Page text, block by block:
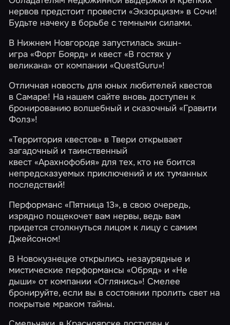
нервов предстоит провести«Экзорцизм» в Сочи!
Будьте начеку в борьбе с темными силами.
В Нижнем Новгороде запустилась экшн-
игра«Форт Боярд» и квест «В гостях у
великана» от компании «QuestGuru»!
Отличная новость для юных любителей квестов
в Самаре! На нашем сайте вновь доступен к
бронированию волшебный и сказочный«Гравити
Фолз»!
«Территория квестов» в Твери открывает
загадочный и таинственный
квест«Арахнофобия» для тех, кто не боится
непредсказуемых приключений и их туманных
последствий!
Перформанс«Пятница 13», в свою очередь,
изрядно пощекочет вам нервы, ведь вам
придется столкнуться лицом к лицу с самим
Джейсоном!
В Новокузнецке открылись незаурядные и
мистические перформансы«Обряд» и«Не
дыши» от компании «Оглянись»! Смелее
бронируйте, если вы в состоянии пролить свет на
покрытые мраком тайны.